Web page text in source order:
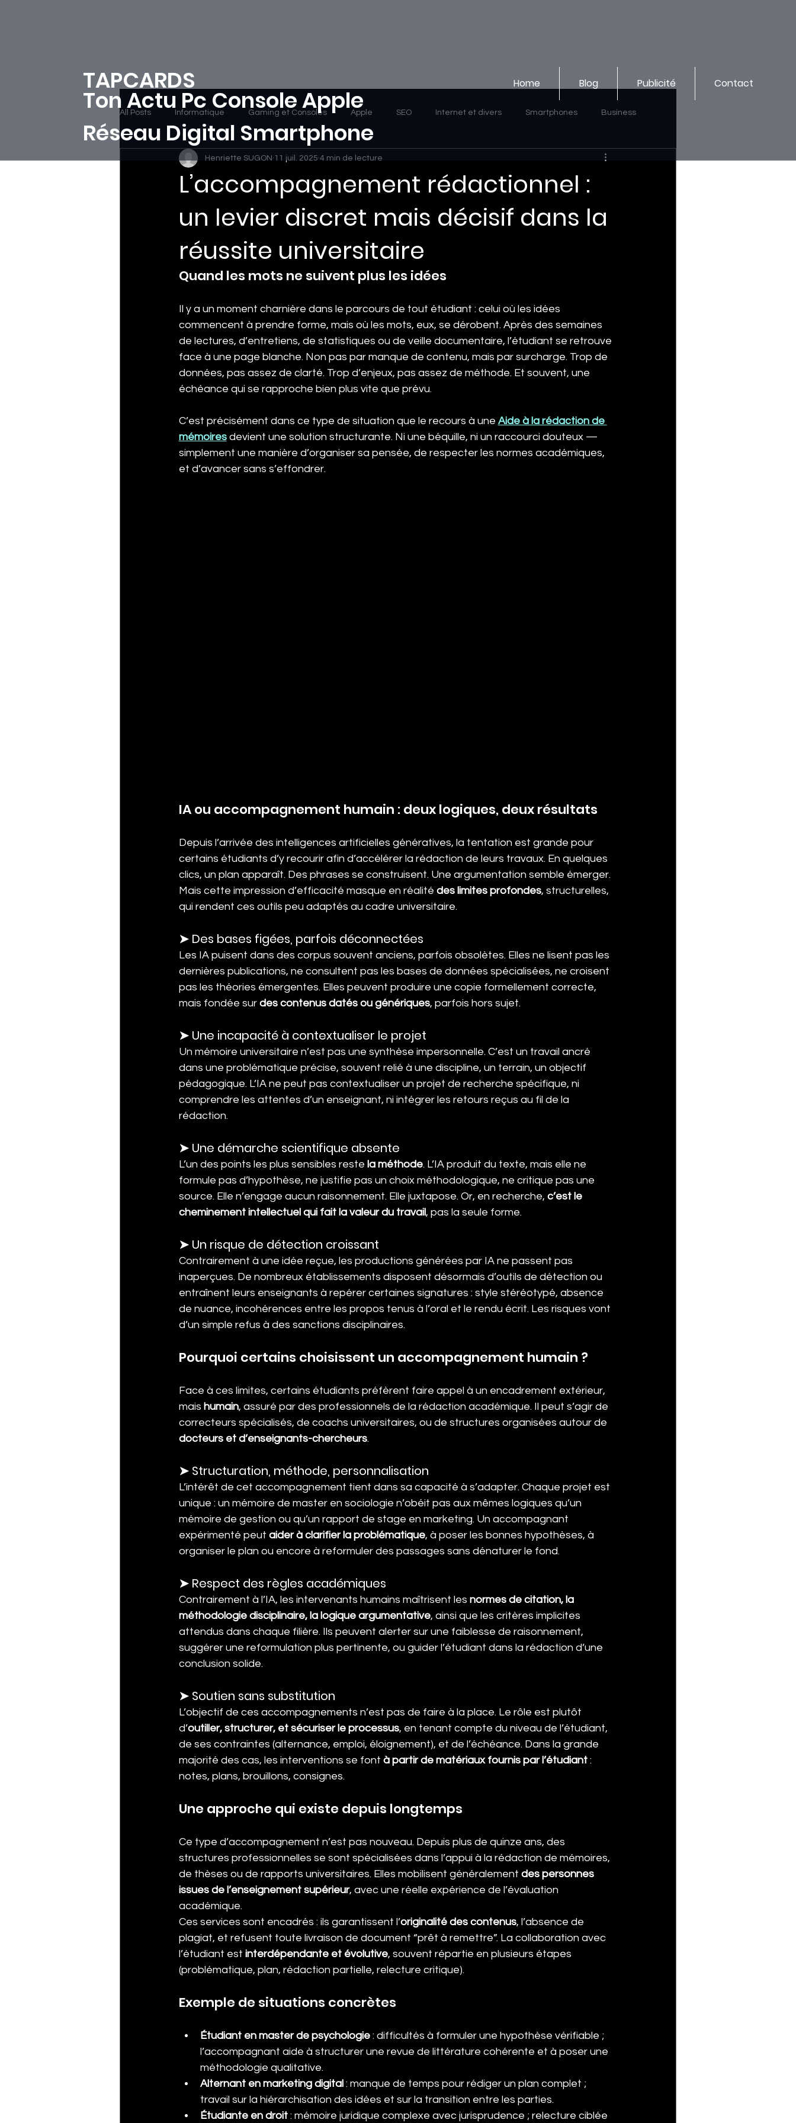
TAPCARDS
Ton Actu Pc Console Apple
Réseau Digital Smartphone
Home Blog Publicité Contact
All Posts Informatique Gaming et Consoles Apple SEO Internet et divers Smartphones Business
L’accompagnement rédactionnel :
un levier discret mais décisif dans la
réussite universitaire
Henriette SUGON 11 juil. 2025 4 min de lecture
Quand les mots ne suivent plus les idées
Il y a un moment charnière dans le parcours de tout étudiant : celui où les idées
commencent à prendre forme, mais où les mots, eux, se dérobent. Après des semaines
de lectures, d’entretiens, de statistiques ou de veille documentaire, l’étudiant se retrouve
face à une page blanche. Non pas par manque de contenu, mais par surcharge. Trop de
données, pas assez de clarté. Trop d’enjeux, pas assez de méthode. Et souvent, une
échéance qui se rapproche bien plus vite que prévu.
C’est précisément dans ce type de situation que le recours à une Aide à la rédaction de
mémoires devient une solution structurante. Ni une béquille, ni un raccourci douteux —
simplement une manière d’organiser sa pensée, de respecter les normes académiques,
et d’avancer sans s’effondrer.
IA ou accompagnement humain : deux logiques, deux résultats
Depuis l’arrivée des intelligences artificielles génératives, la tentation est grande pour
certains étudiants d’y recourir afin d’accélérer la rédaction de leurs travaux. En quelques
clics, un plan apparaît. Des phrases se construisent. Une argumentation semble émerger.
Mais cette impression d’efficacité masque en réalité des limites profondes, structurelles,
qui rendent ces outils peu adaptés au cadre universitaire.
➤ Des bases figées, parfois déconnectées
Les IA puisent dans des corpus souvent anciens, parfois obsolètes. Elles ne lisent pas les
dernières publications, ne consultent pas les bases de données spécialisées, ne croisent
pas les théories émergentes. Elles peuvent produire une copie formellement correcte,
mais fondée sur des contenus datés ou génériques, parfois hors sujet.
➤ Une incapacité à contextualiser le projet
Un mémoire universitaire n’est pas une synthèse impersonnelle. C’est un travail ancré
dans une problématique précise, souvent relié à une discipline, un terrain, un objectif
pédagogique. L’IA ne peut pas contextualiser un projet de recherche spécifique, ni
comprendre les attentes d’un enseignant, ni intégrer les retours reçus au fil de la
rédaction.
➤ Une démarche scientifique absente
L’un des points les plus sensibles reste la méthode. L’IA produit du texte, mais elle ne
formule pas d’hypothèse, ne justifie pas un choix méthodologique, ne critique pas une
source. Elle n’engage aucun raisonnement. Elle juxtapose. Or, en recherche, c’est le
cheminement intellectuel qui fait la valeur du travail, pas la seule forme.
➤ Un risque de détection croissant
Contrairement à une idée reçue, les productions générées par IA ne passent pas
inaperçues. De nombreux établissements disposent désormais d’outils de détection ou
entraînent leurs enseignants à repérer certaines signatures : style stéréotypé, absence
de nuance, incohérences entre les propos tenus à l’oral et le rendu écrit. Les risques vont
d’un simple refus à des sanctions disciplinaires.
Pourquoi certains choisissent un accompagnement humain ?
Face à ces limites, certains étudiants préfèrent faire appel à un encadrement extérieur,
mais humain, assuré par des professionnels de la rédaction académique. Il peut s’agir de
correcteurs spécialisés, de coachs universitaires, ou de structures organisées autour de
docteurs et d’enseignants-chercheurs.
➤ Structuration, méthode, personnalisation
L’intérêt de cet accompagnement tient dans sa capacité à s’adapter. Chaque projet est
unique : un mémoire de master en sociologie n’obéit pas aux mêmes logiques qu’un
mémoire de gestion ou qu’un rapport de stage en marketing. Un accompagnant
expérimenté peut aider à clarifier la problématique, à poser les bonnes hypothèses, à
organiser le plan ou encore à reformuler des passages sans dénaturer le fond.
➤ Respect des règles académiques
Contrairement à l’IA, les intervenants humains maîtrisent les normes de citation, la
méthodologie disciplinaire, la logique argumentative, ainsi que les critères implicites
attendus dans chaque filière. Ils peuvent alerter sur une faiblesse de raisonnement,
suggérer une reformulation plus pertinente, ou guider l’étudiant dans la rédaction d’une
conclusion solide.
➤ Soutien sans substitution
L’objectif de ces accompagnements n’est pas de faire à la place. Le rôle est plutôt
d’outiller, structurer, et sécuriser le processus, en tenant compte du niveau de l’étudiant,
de ses contraintes (alternance, emploi, éloignement), et de l’échéance. Dans la grande
majorité des cas, les interventions se font à partir de matériaux fournis par l’étudiant :
notes, plans, brouillons, consignes.
Une approche qui existe depuis longtemps
Ce type d’accompagnement n’est pas nouveau. Depuis plus de quinze ans, des
structures professionnelles se sont spécialisées dans l’appui à la rédaction de mémoires,
de thèses ou de rapports universitaires. Elles mobilisent généralement des personnes
issues de l’enseignement supérieur, avec une réelle expérience de l’évaluation
académique.
Ces services sont encadrés : ils garantissent l’originalité des contenus, l’absence de
plagiat, et refusent toute livraison de document “prêt à remettre”. La collaboration avec
l’étudiant est interdépendante et évolutive, souvent répartie en plusieurs étapes
(problématique, plan, rédaction partielle, relecture critique).
Exemple de situations concrètes
Étudiant en master de psychologie : difficultés à formuler une hypothèse vérifiable ;
l’accompagnant aide à structurer une revue de littérature cohérente et à poser une
méthodologie qualitative.
Alternant en marketing digital : manque de temps pour rédiger un plan complet ;
travail sur la hiérarchisation des idées et sur la transition entre les parties.
Étudiante en droit : mémoire juridique complexe avec jurisprudence ; relecture ciblée